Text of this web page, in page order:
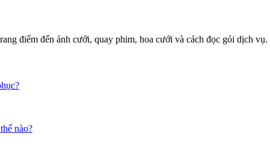
điểm đến ảnh cưới, quay phim, hoa cưới và cách đọc gói dịch vụ.
nào?